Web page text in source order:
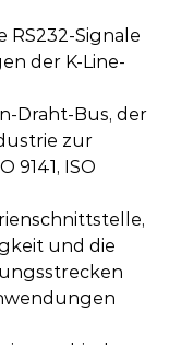
RS232-Signale
der K-Line-
Draht-Bus, der
zur
9141, ISO
und die